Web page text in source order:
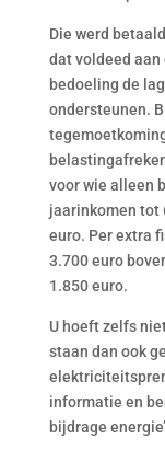
Die werd
dat voldeed aan
bedoeling de
ondersteunen.
voor wie alleen
jaarinkomen tot
euro. Per extra
3.700 euro
1.850 euro.
U hoeft zelfs
staan dan ook
informatie en
bijdrage